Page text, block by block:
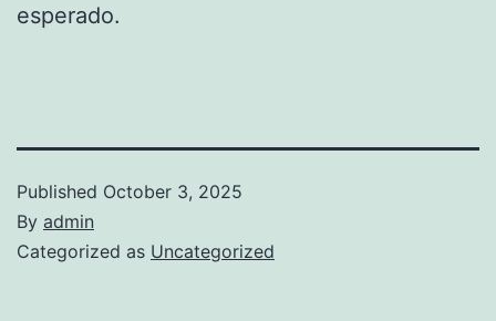
esperado.
Published October 3, 2025
By admin
Categorized as Uncategorized